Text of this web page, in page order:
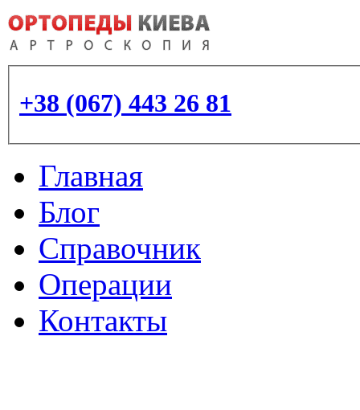
+38 (067) 443 26 81
Главная
Блог
Справочник
Операции
Контакты